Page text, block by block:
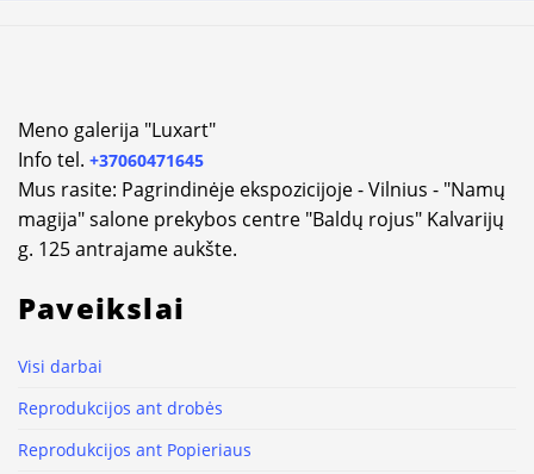
Meno galerija "Luxart"
Info tel. +37060471645
Mus rasite: Pagrindinėje ekspozicijoje - Vilnius - "Namų
magija" salone prekybos centre "Baldų rojus" Kalvarijų
g. 125 antrajame aukšte.
Paveikslai
Visi darbai
Reprodukcijos ant drobės
Reprodukcijos ant Popieriaus